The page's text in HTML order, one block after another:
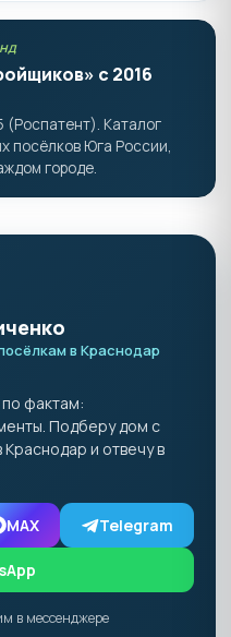
с 2016
Каталог
посёлков Юга России,
городе.
в Краснодар
фактам:
Подберу дом с
и отвечу в
MAX Telegram
в мессенджере